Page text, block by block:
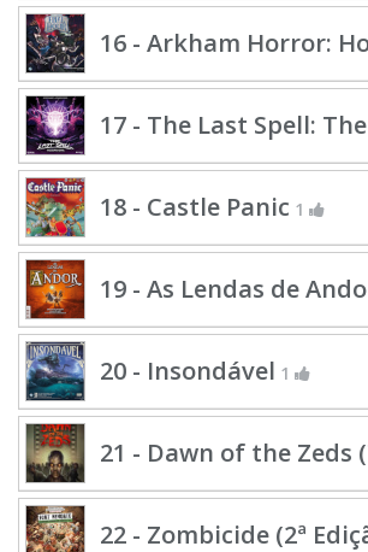
16 - Arkham Horror:
17 - The Last Spell:
18 - Castle Panic 1
19 - As Lendas de
20 - Insondável 1
21 - Dawn of the
22 - Zombicide (2ª